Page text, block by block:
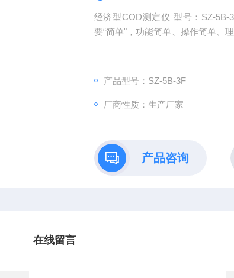
经济型COD测定仪 型号：SZ-5B-3F专为小型企业用户设计的一款仪器，此款仪器的设计理念就是
要“简单"，功能简单、操作简单、
产品型号：SZ-5B-3F
厂商性质：生产厂家
产品咨询
在线留言